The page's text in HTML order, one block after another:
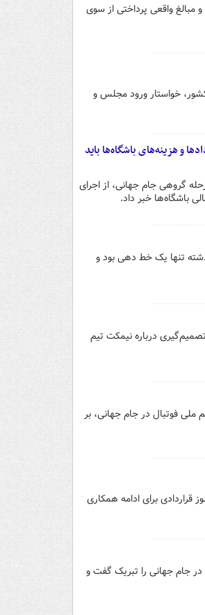
واقعی پرداختی از سوی
کشور، خواستار ورود مجلس و
و هزینه‌های باشگاه‌ها باید
گروهی جام جهانی، از اجرای
باشگاه‌ها خبر داد.
فدراسیون فوتبال مشخص کرد جریان رسانه ای ۲-۳ هفته گذشته تنها یک خط دهی بود و
درباره نیمکت تیم‌
فوتبال در جام جهانی، بر
برای ادامه همکاری
در جام جهانی را تبریک گفت و